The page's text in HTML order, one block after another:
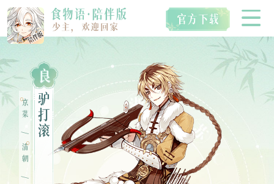
首页
空桑食魂
良
驴
打
滚
京菜
/
清朝
/